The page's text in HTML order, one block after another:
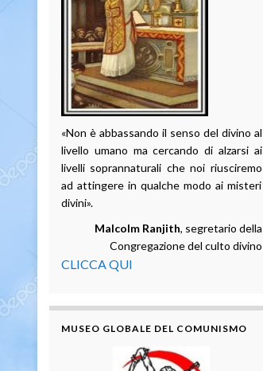
«Non è abbassando il senso del divino al
livello umano ma cercando di alzarsi ai
livelli soprannaturali che noi riusciremo
ad attingere in qualche modo ai misteri
divini».
Malcolm Ranjith, segretario della
Congregazione del culto divino
CLICCA QUI
MUSEO GLOBALE DEL COMUNISMO